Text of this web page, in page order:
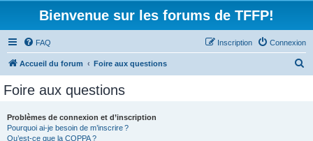
Bienvenue sur les forums de TFFP!
FAQ Connexion
Inscription
Accueil du forum Foire aux questions
Foire aux questions
Problèmes de connexion et d’inscription
Pourquoi ai-je besoin de m’inscrire ?
Qu’est-ce que la COPPA ?